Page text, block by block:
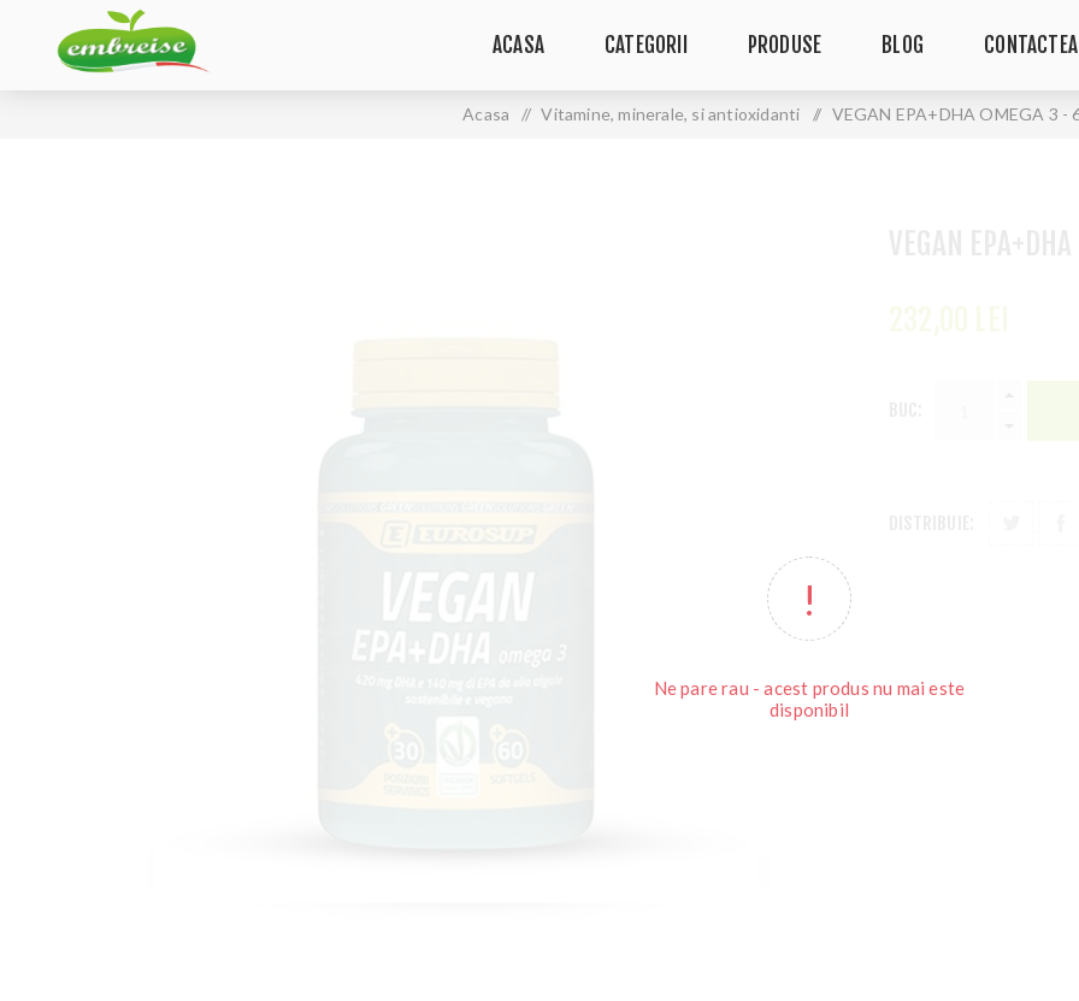
ACASA CATEGORII PRODUSE BLOG
Acasa / Vitamine, minerale, si antioxidanti / VEGAN EPA+DHA OMEGA 3 -
Ne pare rau - acest produs nu mai este
disponibil